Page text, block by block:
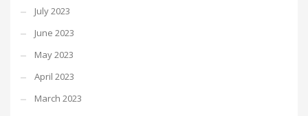
July 2023
June 2023
May 2023
April 2023
March 2023